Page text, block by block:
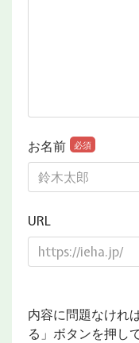
お名前 必須
URL
内容に問題なけれ
る」ボタンを押し